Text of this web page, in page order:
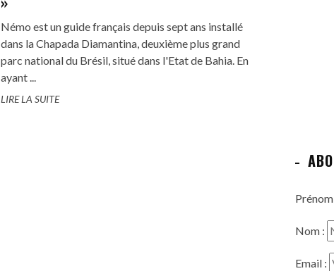
Némo est un guide français depuis sept ans installé
dans la Chapada Diamantina, deuxième plus grand
parc national du Brésil, situé dans l'Etat de Bahia. En
ayant ...
LIRE LA SUITE
Prénom
Nom :
Email :